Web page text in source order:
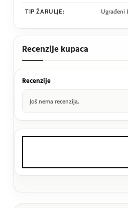
TIP ŽARULJE: Ugrađeni
Recenzije kupaca
Recenzije
Još nema recenzija.